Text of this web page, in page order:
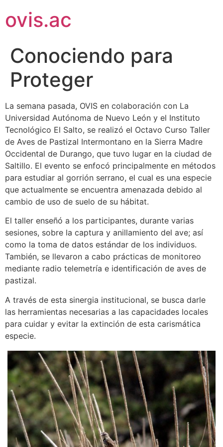
ovis.ac
Conociendo para
Proteger
La semana pasada, OVIS en colaboración con La
Universidad Autónoma de Nuevo León y el Instituto
Tecnológico El Salto, se realizó el Octavo Curso Taller
de Aves de Pastizal Intermontano en la Sierra Madre
Occidental de Durango, que tuvo lugar en la ciudad de
Saltillo. El evento se enfocó principalmente en métodos
para estudiar al gorrión serrano, el cual es una especie
que actualmente se encuentra amenazada debido al
cambio de uso de suelo de su hábitat.
El taller enseñó a los participantes, durante varias
sesiones, sobre la captura y anillamiento del ave; así
como la toma de datos estándar de los individuos.
También, se llevaron a cabo prácticas de monitoreo
mediante radio telemetría e identificación de aves de
pastizal.
A través de esta sinergia institucional, se busca darle
las herramientas necesarias a las capacidades locales
para cuidar y evitar la extinción de esta carismática
especie.